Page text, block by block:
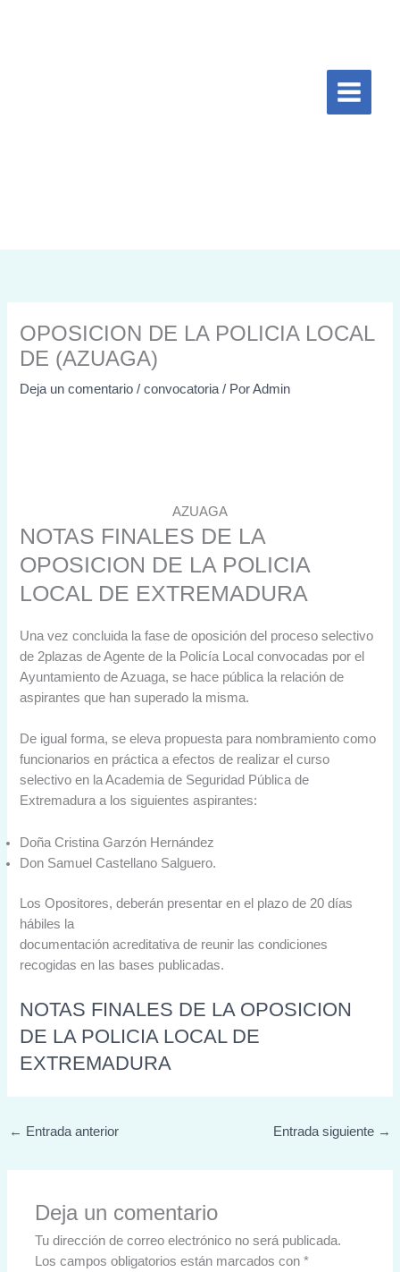
OPOSICION DE LA POLICIA LOCAL
DE (AZUAGA)
Deja un comentario /convocatoria/ PorAdmin
AZUAGA
NOTAS FINALES DE LA
OPOSICION DE LA POLICIA
LOCAL DE EXTREMADURA
Una vez concluida la fase de oposición del proceso selectivo
de 2plazas de Agente de la Policía Local convocadas por el
Ayuntamiento de Azuaga, se hace pública la relación de
aspirantes que han superado la misma.
De igual forma, se eleva propuesta para nombramiento como
funcionarios en práctica a efectos de realizar el curso
selectivo en la Academia de Seguridad Pública de
Extremadura a los siguientes aspirantes:
Doña Cristina Garzón Hernández
Don Samuel Castellano Salguero.
Los Opositores, deberán presentar en el plazo de 20 días
hábiles la
documentación acreditativa de reunir las condiciones
recogidas en las bases publicadas.
NOTAS FINALES DE LA OPOSICION
DE LA POLICIA LOCAL DE
EXTREMADURA
← Entrada anterior Entrada siguiente →
Deja un comentario
Tu dirección de correo electrónico no será publicada.
Los campos obligatorios están marcados con*